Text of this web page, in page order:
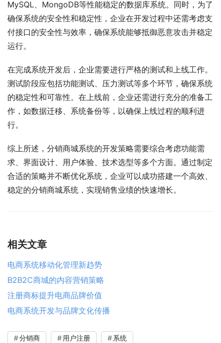
MySQL、MongoDB等性能稳定的数据库系统。同时，为了
确保系统的安全性和稳定性，企业在开发过程中还需考虑支
付接口的安全性与效率，确保系统能够抵御恶意攻击并稳定
运行。
在完成系统开发后，企业需要进行严格的测试和上线工作。
测试阶段应包括功能测试、压力测试等多个环节，确保系统
的稳定性和可靠性。在上线前，企业还需进行充分的准备工
作，如数据迁移、系统备份等，以确保上线过程的顺利进
行。
综上所述，分销商城系统的开发策略需要综合考虑功能需
求、界面设计、用户体验、技术选型等多个方面。通过制定
合适的策略并不断优化系统，企业可以成功搭建一个高效、
稳定的分销商城系统，实现销售业绩的快速增长。
相关文章
电商系统移动化管理新趋势
B2B2C商城的内容营销策略
注册商标提升电商品牌价值
电商系统开发与品牌文化传播
分销商 用户注册 系统